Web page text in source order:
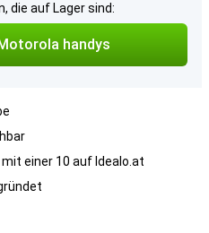
die auf Lager sind:
handys
einer 10 auf Idealo.at